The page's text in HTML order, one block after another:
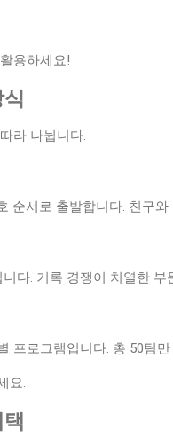
용하세요!
라 나뉩니다.
순서로 출발합니다. 친구
다. 기록 경쟁이 치열한 부
프로그램입니다. 총 50팀
요.